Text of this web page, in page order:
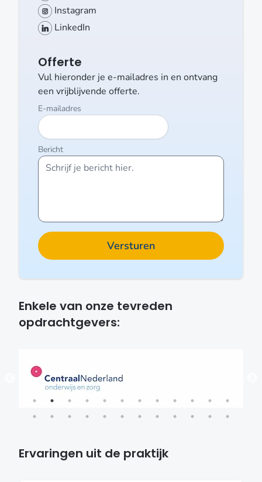
Instagram
LinkedIn
Offerte
Vul hieronder je e-mailadres in en ontvang
een vrijblijvende offerte.
E-mailadres
Bericht
Enkele van onze tevreden
opdrachtgevers:
Ervaringen uit de praktijk